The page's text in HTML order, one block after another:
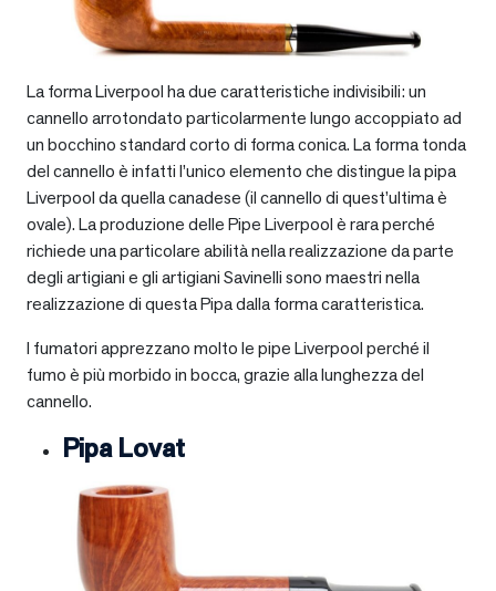
La forma Liverpool ha due caratteristiche indivisibili: un
cannello arrotondato particolarmente lungo accoppiato ad
un bocchino standard corto di forma conica. La forma tonda
del cannello è infatti l’unico elemento che distingue la pipa
Liverpool da quella canadese (il cannello di quest’ultima è
ovale). La produzione delle Pipe Liverpool è rara perché
richiede una particolare abilità nella realizzazione da parte
degli artigiani e gli artigiani Savinelli sono maestri nella
realizzazione di questa Pipa dalla forma caratteristica.
I fumatori apprezzano molto le pipe Liverpool perché il
fumo è più morbido in bocca, grazie alla lunghezza del
cannello.
Pipa Lovat